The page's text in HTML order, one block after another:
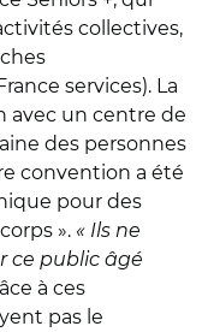
collectives,
services). La
avec un centre de
des personnes
convention a été
pour des
». « Ils ne
ce public âgé
à ces
pas le